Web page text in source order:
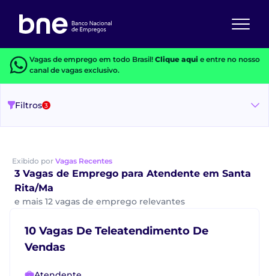
Vagas de emprego em todo Brasil! Clique aquie entre no nosso
canal de vagas exclusivo.
Filtros 3
Exibido por Vagas Recentes
3 Vagas de Emprego para Atendente em Santa
Rita/Ma
e mais 12 vagas de emprego relevantes
10 Vagas De Teleatendimento De
Vendas